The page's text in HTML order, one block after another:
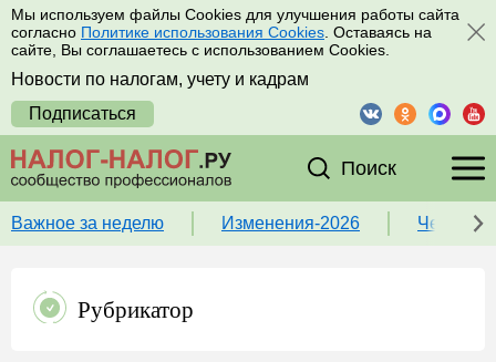
Мы используем файлы Cookies для улучшения работы сайта
согласно Политике использования Cookies . Оставаясь на
сайте, Вы соглашаетесь с использованием Cookies.
Новости по налогам, учету и кадрам
Подписаться
Поиск
Важное за неделю Изменения-2026 Чек-
Рубрикатор